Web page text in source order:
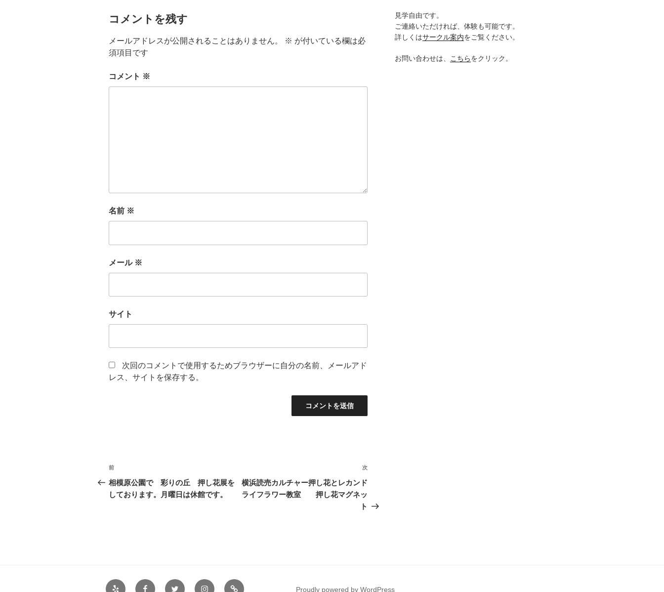
コメントを残す
メールアドレスが公開されることはありません。 ※ が付いている欄は必
須項目です
コメント ※
名前 ※
メール ※
サイト
次回のコメントで使用するためブラウザーに自分の名前、メールアド
レス、サイトを保存する。
投
稿
ナ
ョ
前
の
投
前
相模原公園で 彩りの丘 押し花展を
しております。月曜日は休館です。
次
稿
次
横浜読売カルチャー押し花とレカンド
ライフラワー教室 押し花マグネッ
ト
見学自由です。
ご連絡いただければ、体験も可能です。
詳しくはサークル案内をご覧ください。
お問い合わせは、 こちらをクリック。
Yelp FacebookTwitter Instagram
サ
Proudly powered by WordPress